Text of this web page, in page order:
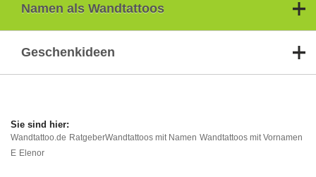
Namen als Wandtattoos
Geschenkideen
Wandtattoo.de RatgeberWandtattoos mit Namen Wandtattoos mit Vornamen
E Elenor